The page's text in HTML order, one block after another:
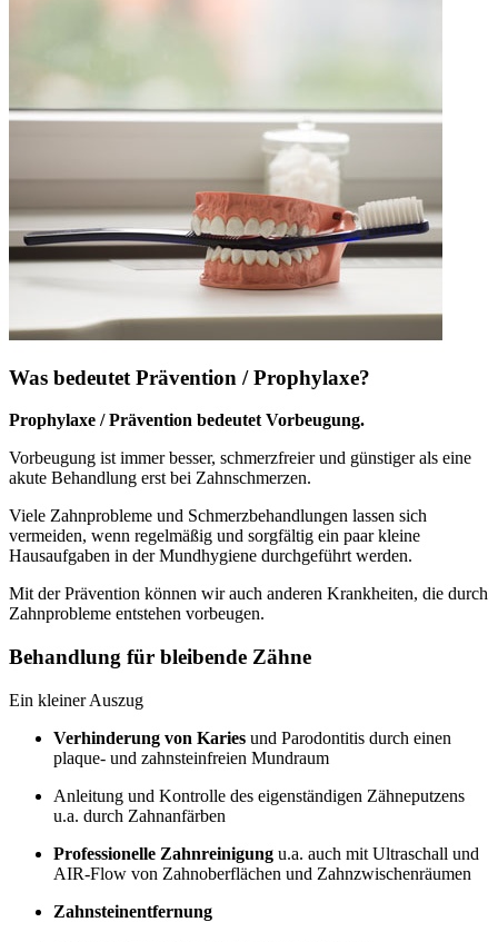
Was bedeutet Prävention / Prophylaxe?
Prophylaxe / Prävention bedeutet Vorbeugung.
Vorbeugung ist immer besser, schmerzfreier und günstiger als eine
akute Behandlung erst bei Zahnschmerzen.
Viele Zahnprobleme und Schmerzbehandlungen lassen sich
vermeiden, wenn regelmäßig und sorgfältig ein paar kleine
Hausaufgaben in der Mundhygiene durchgeführt werden.
Mit der Prävention können wir auch anderen Krankheiten, die durch
Zahnprobleme entstehen vorbeugen.
Behandlung für bleibende Zähne
Ein kleiner Auszug
Verhinderung von Karies und Parodontitis durch einen
plaque- und zahnsteinfreien Mundraum
Anleitung und Kontrolle des eigenständigen Zähneputzens
u.a. durch Zahnanfärben
Professionelle Zahnreinigung u.a. auch mit Ultraschall und
AIR-Flow von Zahnoberflächen und Zahnzwischenräumen
Zahnsteinentfernung